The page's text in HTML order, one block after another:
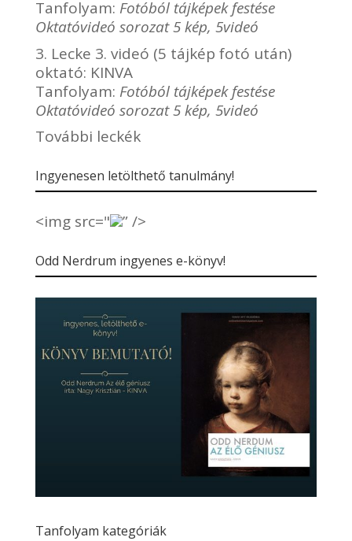
Tanfolyam: Fotóból tájképek festése
Oktatóvideó sorozat 5 kép, 5videó
3. Lecke 3. videó (5 tájkép fotó után)
oktató: KINVA
Tanfolyam: Fotóból tájképek festése
Oktatóvideó sorozat 5 kép, 5videó
További leckék
Ingyenesen letölthető tanulmány!
<img src=" ” />
Odd Nerdrum ingyenes e-könyv!
Tanfolyam kategóriák